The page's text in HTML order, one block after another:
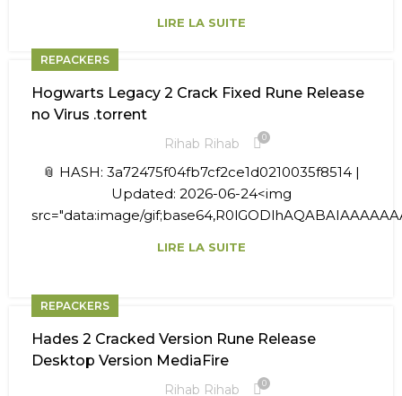
LIRE LA SUITE
REPACKERS
Hogwarts Legacy 2 Crack Fixed Rune Release
no Virus .torrent
Rihab Rihab 0
📎 HASH: 3a72475f04fb7cf2ce1d0210035f8514 |
Updated: 2026-06-24<img
src="data:image/
LIRE LA SUITE
REPACKERS
Hades 2 Cracked Version Rune Release
Desktop Version MediaFire
Rihab Rihab 0